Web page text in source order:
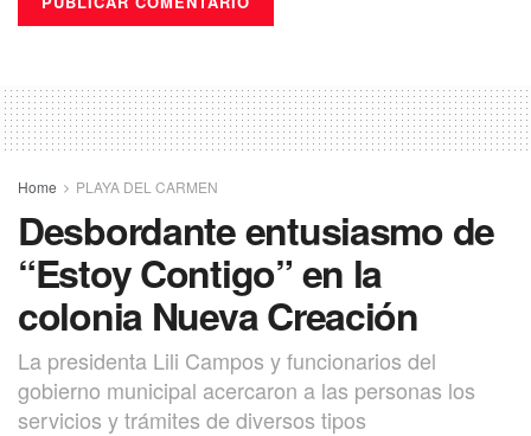
Home PLAYA DEL CARMEN
Desbordante entusiasmo de
“Estoy Contigo” en la
colonia Nueva Creación
La presidenta Lili Campos y funcionarios del
gobierno municipal acercaron a las personas los
servicios y trámites de diversos tipos